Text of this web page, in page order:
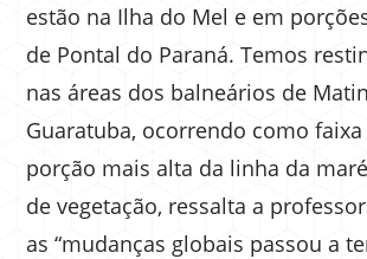
estão na Ilha do Mel e em
de Pontal do Paraná. Temos
nas áreas dos balneários de
Guaratuba, ocorrendo como
porção mais alta da linha da
de vegetação, ressalta a
as “mudanças globais passou a